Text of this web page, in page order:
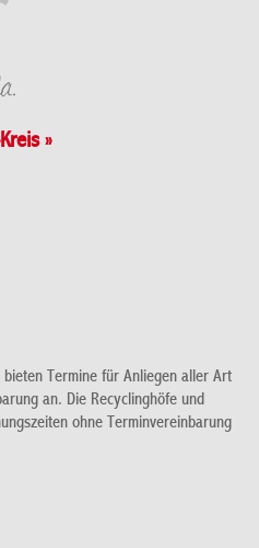
»
Termine für Anliegen aller Art
an. Die Recyclinghöfe und
ohne Terminvereinbarung